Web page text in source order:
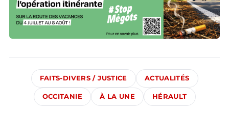
FAITS-DIVERS / JUSTICE ACTUALITÉS
OCCITANIE À LA UNE HÉRAULT